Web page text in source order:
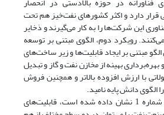
قرار دارد و اکثر کشورهای نفت‌خیز هم تحت
این شرکت‌ها را به کار می‌گیرند و ذخایر
رویکرد دوم، الگوی مبتنی بر توسعه
مبتنی بر ایجاد قابلیت‌ها و زیر ساخت‌های
بهینه از مخازن نفت و گاز و تبدیل
با ارزش افزوده بالاتر و همچنین فروش
الگوی دانش پایه نامید.
همان‌گونه که در تصویر شماره 1 نشان داده شده است، قابلیت‌های